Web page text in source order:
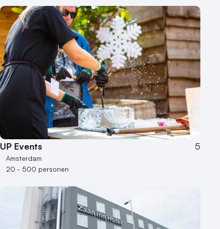
UP Events 5
Amsterdam
20 - 500 personen